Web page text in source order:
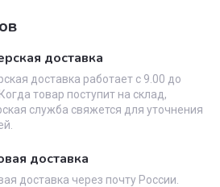
доставка
доставка работает с 9.00 до
товар поступит на склад,
служба свяжется для уточнения
доставка
доставка через почту России.